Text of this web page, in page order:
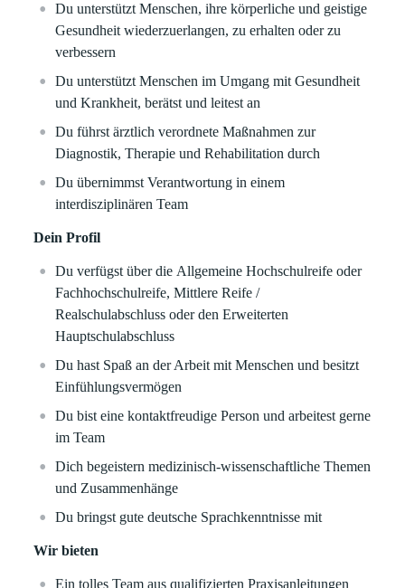
Du unterstützt Menschen, ihre körperliche und geistige
Gesundheit wiederzuerlangen, zu erhalten oder zu
verbessern
Du unterstützt Menschen im Umgang mit Gesundheit
und Krankheit, berätst und leitest an
Du führst ärztlich verordnete Maßnahmen zur
Diagnostik, Therapie und Rehabilitation durch
Du übernimmst Verantwortung in einem
interdisziplinären Team
Dein Profil
Du verfügst über die Allgemeine Hochschulreife oder
Fachhochschulreife, Mittlere Reife /
Realschulabschluss oder den Erweiterten
Hauptschulabschluss
Du hast Spaß an der Arbeit mit Menschen und besitzt
Einfühlungsvermögen
Du bist eine kontaktfreudige Person und arbeitest gerne
im Team
Dich begeistern medizinisch-wissenschaftliche Themen
und Zusammenhänge
Du bringst gute deutsche Sprachkenntnisse mit
Wir bieten
Ein tolles Team aus qualifizierten Praxisanleitungen